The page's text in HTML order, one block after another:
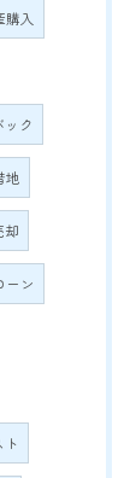
購入
ック
地
ーン